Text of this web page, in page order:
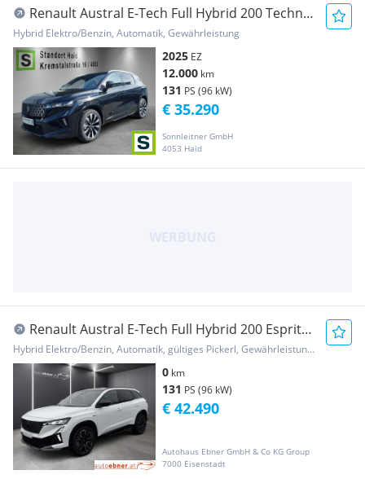
Renault Austral E-Tech Full Hybrid 200 Techno
Aut.
Hybrid Elektro/Benzin, Automatik, Gewährleistung
2025 EZ
12.000 km
131 PS (96 kW)
Sonnleitner GmbH
4053 Haid
€ 35.290
Renault Austral E-Tech Full Hybrid 200 Esprit
Alpine Aut.
Hybrid Elektro/Benzin, Automatik, gültiges Pickerl, Gewährleistung, Garantie
0 km
131 PS (96 kW)
Autohaus Ebner GmbH & Co KG Group
7000 Eisenstadt
€ 42.490